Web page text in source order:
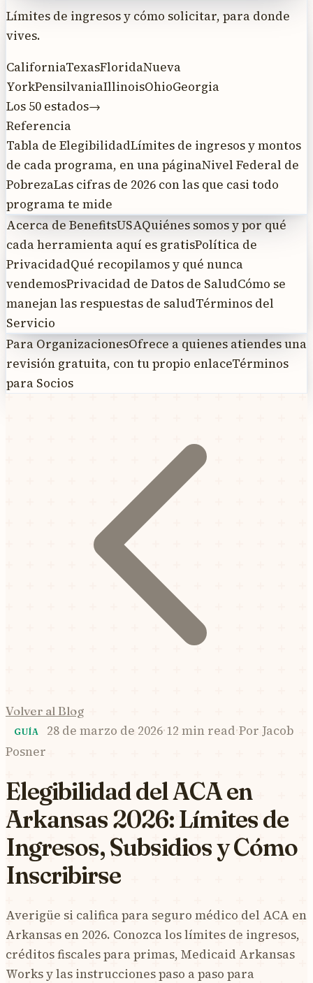
Límites de ingresos y cómo solicitar, para donde
vives.
CaliforniaTexasFloridaNueva
YorkPensilvaniaIllinoisOhioGeorgia
Los 50 estados→
Referencia
Tabla de ElegibilidadLímites de ingresos y montos
de cada programa, en una páginaNivel Federal de
PobrezaLas cifras de 2026 con las que casi todo
programa te mide
Acerca de BenefitsUSAQuiénes somos y por qué
cada herramienta aquí es gratisPolítica de
PrivacidadQué recopilamos y qué nunca
vendemosPrivacidad de Datos de SaludCómo se
manejan las respuestas de saludTérminos del
Servicio
Para OrganizacionesOfrece a quienes atiendes una
revisión gratuita, con tu propio enlaceTérminos
para Socios
Volver al Blog
GUÍA 28 de marzo de 2026·12 min read·Por Jacob
Posner
Elegibilidad del ACA en
Arkansas 2026: Límites de
Ingresos, Subsidios y Cómo
Inscribirse
Averigüe si califica para seguro médico del ACA en
Arkansas en 2026. Conozca los límites de ingresos,
créditos fiscales para primas, Medicaid Arkansas
Works y las instrucciones paso a paso para